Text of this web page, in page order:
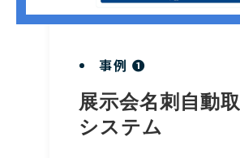
事例 ❶
展示会名刺自動
システム